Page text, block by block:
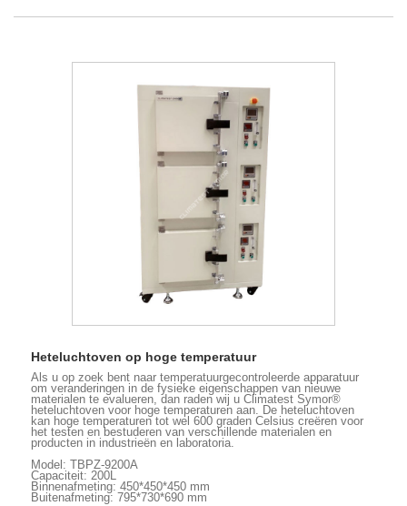
Heteluchtoven op hoge temperatuur
Als u op zoek bent naar temperatuurgecontroleerde apparatuur
om veranderingen in de fysieke eigenschappen van nieuwe
materialen te evalueren, dan raden wij u Climatest Symor®
heteluchtoven voor hoge temperaturen aan. De heteluchtoven
kan hoge temperaturen tot wel 600 graden Celsius creëren voor
het testen en bestuderen van verschillende materialen en
producten in industrieën en laboratoria.
Model: TBPZ-9200A
Capaciteit: 200L
Binnenafmeting: 450*450*450 mm
Buitenafmeting: 795*730*690 mm